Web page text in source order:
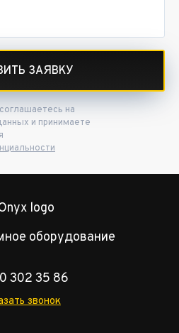
ЗАЯВКУ
на
и принимаете
оборудование
302 35 86
звонок